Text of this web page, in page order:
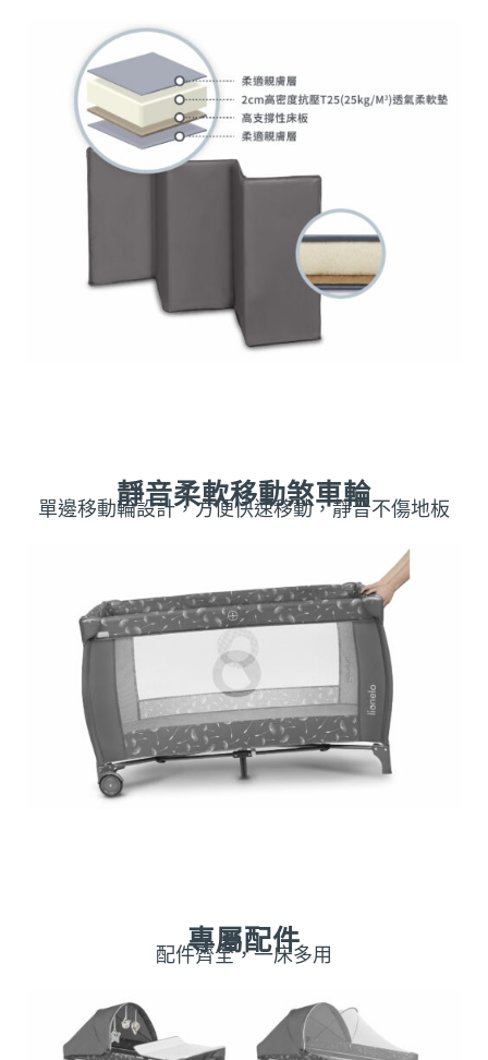
靜音柔軟移動煞車輪
單邊移動輪設計，方便快速移動，靜音不傷地板
專屬配件
配件齊全，一床多用